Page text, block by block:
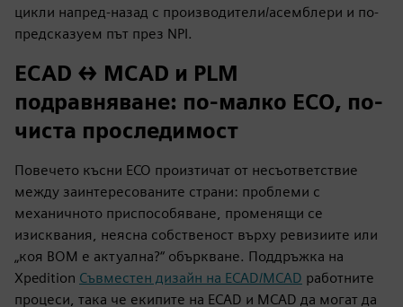
цикли напред-назад с производители/асемблери и по-
предсказуем път през NPI.
ECAD ↔ MCAD и PLM
подравняване: по-малко ECO, по-
чиста проследимост
Повечето късни ECO произтичат от несъответствие
между заинтересованите страни: проблеми с
механичното приспособяване, променящи се
изисквания, неясна собственост върху ревизиите или
„коя BOM е актуална?“ объркване. Поддръжка на
Xpedition Съвместен дизайн на ECAD/MCAD работните
процеси, така че екипите на ECAD и MCAD да могат да